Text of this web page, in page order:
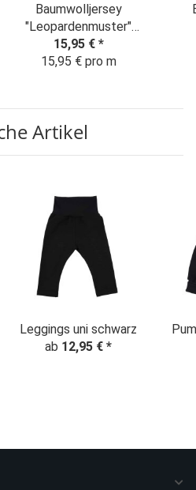
Baumwolljersey
"Leopardenmuster"
Animalprint beige
15,95 € *
15,95 € pro m
Artikel
Leggings uni schwarz
ab 12,95 € *